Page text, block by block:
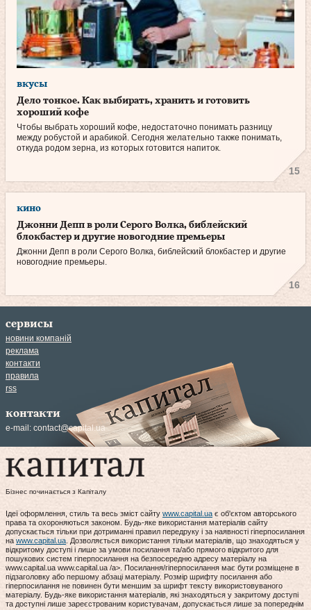
вкусы
Дело тонкое. Как выбирать, хранить и готовить
хороший кофе
Чтобы выбрать хороший кофе, недостаточно понимать разницу
между робустой и арабикой. Сегодня желательно также понимать,
откуда родом зерна, из которых готовится напиток.
15
кино
Джонни Депп в роли Серого Волка, библейский
блокбастер и другие новогодние премьеры
Джонни Депп в роли Серого Волка, библейский блокбастер и другие
новогодние премьеры.
16
сервисы
новини компаній
реклама
контакти
правила
rss
контакти
e-mail: contact@capital.ua
Бізнес починається з Капіталу
Ідеї оформлення, стиль та весь зміст сайту www.capital.ua є об'єктом авторського
права та охороняються законом. Будь-яке використання матеріалів сайту
допускається тільки при дотриманні правил передруку і за наявності гіперпосилання
на www.capital.ua . Дозволяється використання тільки матеріалів, що знаходяться у
відкритому доступі і лише за умови посилання та/або прямого відкритого для
пошукових систем гіперпосилання на безпосередню адресу матеріалу на
www.capital.ua www.capital.ua /a>. Посилання/гіперпосилання має бути розміщене в
підзаголовку або першому абзаці матеріалу. Розмір шрифту посилання або
гіперпосилання не повинен бути меншим за шрифт тексту використовуваного
матеріалу. Будь-яке використання матеріалів, які знаходяться у закритому доступі
та доступні лише зареєстрованим користувачам, допускається лише за попереднім